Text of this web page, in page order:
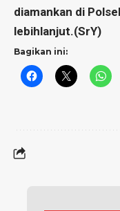
diamankan di
lebihlanjut.(SrY)
Bagikan ini: